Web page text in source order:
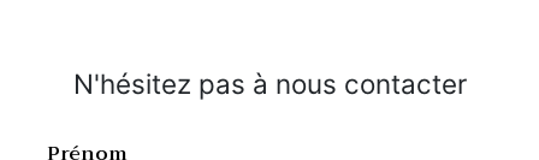
N'hésitez pas à nous contacter